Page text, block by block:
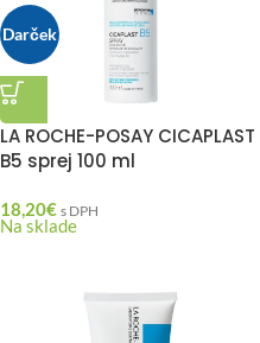
Darček
LA ROCHE-POSAY CICAPLAST
B5 sprej 100 ml
18,20€ s DPH
Na sklade